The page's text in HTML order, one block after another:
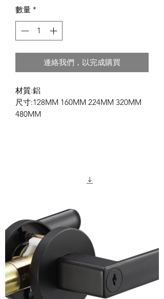
數量 *
連絡我們，以完成購買
材質:鋁
尺寸:128MM 160MM 224MM 320MM
480MM